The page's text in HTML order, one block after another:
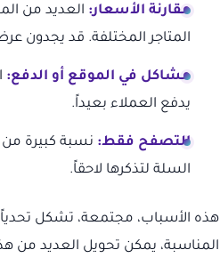
مقارنة الأسعار: العديد من
المتاجر المختلفة. قد يجدون
مشاكل في الموقع أو الدفع:
يدفع العملاء بعيداً.
التصفح فقط: نسبة كبيرة من
السلة لتذكرها لاحقاً.
هذه الأسباب، مجتمعة، تشكل تحدياً
المناسبة، يمكن تحويل العديد من